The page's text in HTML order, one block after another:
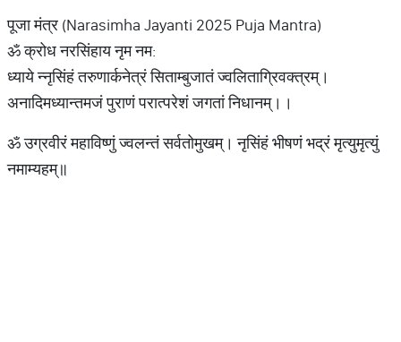
पूजा मंत्र (Narasimha Jayanti 2025 Puja Mantra)
ॐ क्रोध नरसिंहाय नृम नम:
ध्याये न्नृसिंहं तरुणार्कनेत्रं सिताम्बुजातं ज्वलिताग्रिवक्त्रम्।
अनादिमध्यान्तमजं पुराणं परात्परेशं जगतां निधानम्।।
ॐ उग्रवीरं महाविष्णुं ज्वलन्तं सर्वतोमुखम्। नृसिंहं भीषणं भद्रं मृत्युमृत्युं
नमाम्यहम्॥